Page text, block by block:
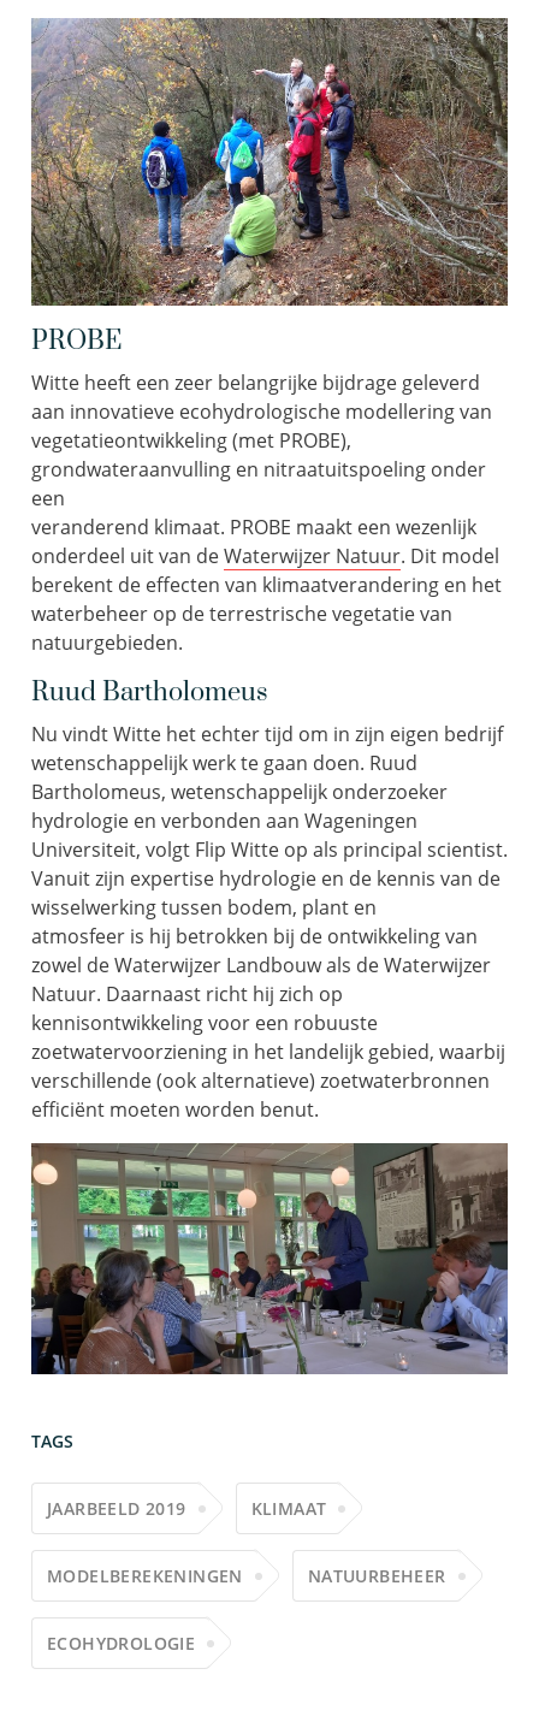
PROBE
Witte heeft een zeer belangrijke bijdrage geleverd
aan innovatieve ecohydrologische modellering van
vegetatieontwikkeling (met PROBE),
grondwateraanvulling en nitraatuitspoeling onder
een
veranderend klimaat. PROBE maakt een wezenlijk
onderdeel uit van deWaterwijzer Natuur. Dit model
berekent de effecten van klimaatverandering en het
waterbeheer op de terrestrische vegetatie van
natuurgebieden.
Ruud Bartholomeus
Nu vindt Witte het echter tijd om in zijn eigen bedrijf
wetenschappelijk werk te gaan doen. Ruud
Bartholomeus, wetenschappelijk onderzoeker
hydrologie en verbonden aan Wageningen
Universiteit, volgt Flip Witte op als principal scientist.
Vanuit zijn expertise hydrologie en de kennis van de
wisselwerking tussen bodem, plant en
atmosfeer is hij betrokken bij de ontwikkeling van
zowel de Waterwijzer Landbouw als de Waterwijzer
Natuur. Daarnaast richt hij zich op
kennisontwikkeling voor een robuuste
zoetwatervoorziening in het landelijk gebied, waarbij
verschillende (ook alternatieve) zoetwaterbronnen
efficiënt moeten worden benut.
TAGS
JAARBEELD 2019 KLIMAAT
MODELBEREKENINGEN NATUURBEHEER
ECOHYDROLOGIE